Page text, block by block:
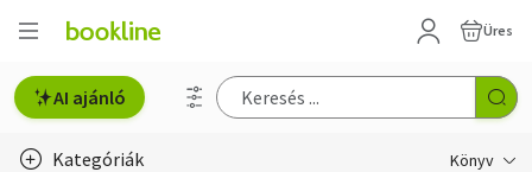
Üres
AI ajánló
Kategóriák Könyv